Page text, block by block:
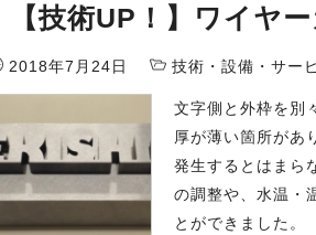
【技術UP！】ワイヤ
2018年7月24日 技術・設備・サー
文字側と外枠を別
厚が薄い箇所があ
発生するとはまら
の調整や、水温・
とができました